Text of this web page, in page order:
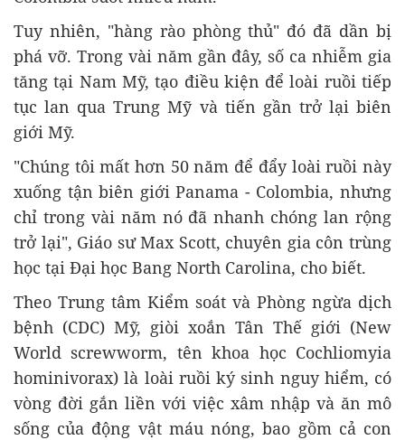
Tuy nhiên, "hàng rào phòng thủ" đó đã dần bị
phá vỡ. Trong vài năm gần đây, số ca nhiễm gia
tăng tại Nam Mỹ, tạo điều kiện để loài ruồi tiếp
tục lan qua Trung Mỹ và tiến gần trở lại biên
giới Mỹ.
"Chúng tôi mất hơn 50 năm để đẩy loài ruồi này
xuống tận biên giới Panama - Colombia, nhưng
chỉ trong vài năm nó đã nhanh chóng lan rộng
trở lại", Giáo sư Max Scott, chuyên gia côn trùng
học tại Đại học Bang North Carolina, cho biết.
Theo Trung tâm Kiểm soát và Phòng ngừa dịch
bệnh (CDC) Mỹ, giòi xoắn Tân Thế giới (New
World screwworm, tên khoa học Cochliomyia
hominivorax) là loài ruồi ký sinh nguy hiểm, có
vòng đời gắn liền với việc xâm nhập và ăn mô
sống của động vật máu nóng, bao gồm cả con